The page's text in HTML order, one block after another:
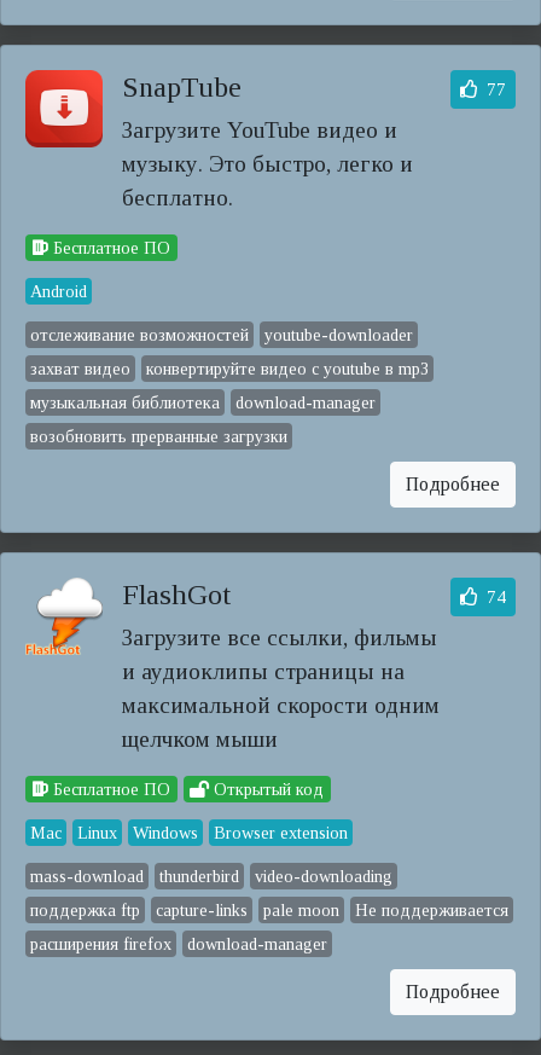
SnapTube
Загрузите YouTube видео и
музыку. Это быстро, легко и
бесплатно.
77
Бесплатное ПО
Android
отслеживание возможностей
youtube-downloader
захват видео
конвертируйте видео с youtube в mp3
музыкальная библиотека
download-manager
возобновить прерванные загрузки
Подробнее
FlashGot
Загрузите все ссылки, фильмы
и аудиоклипы страницы на
максимальной скорости одним
щелчком мыши
74
Бесплатное ПО Открытый код
Mac Linux Windows Browser extension
mass-download thunderbird
video-downloading
поддержка ftp
capture-links pale moon
Не поддерживается
расширения firefox
download-manager
Подробнее